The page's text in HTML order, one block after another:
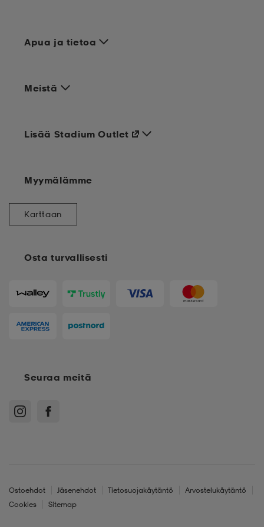
Apua ja tietoa
Meistä
Osta turvallisesti
Lisää Stadium Outlet
Myymälämme
Karttaan
Seuraa meitä
Ostoehdot Jäsenehdot Tietosuojakäytäntö
Arvostelukäytäntö
Cookies
Sitemap